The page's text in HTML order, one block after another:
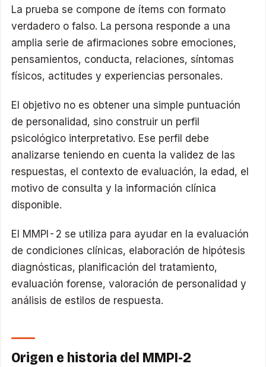
La prueba se compone de ítems con formato
verdadero o falso. La persona responde a una
amplia serie de afirmaciones sobre emociones,
pensamientos, conducta, relaciones, síntomas
físicos, actitudes y experiencias personales.
El objetivo no es obtener una simple puntuación
de personalidad, sino construir un perfil
psicológico interpretativo. Ese perfil debe
analizarse teniendo en cuenta la validez de las
respuestas, el contexto de evaluación, la edad, el
motivo de consulta y la información clínica
disponible.
El MMPI-2 se utiliza para ayudar en la evaluación
de condiciones clínicas, elaboración de hipótesis
diagnósticas, planificación del tratamiento,
evaluación forense, valoración de personalidad y
análisis de estilos de respuesta.
Origen e historia del MMPI-2